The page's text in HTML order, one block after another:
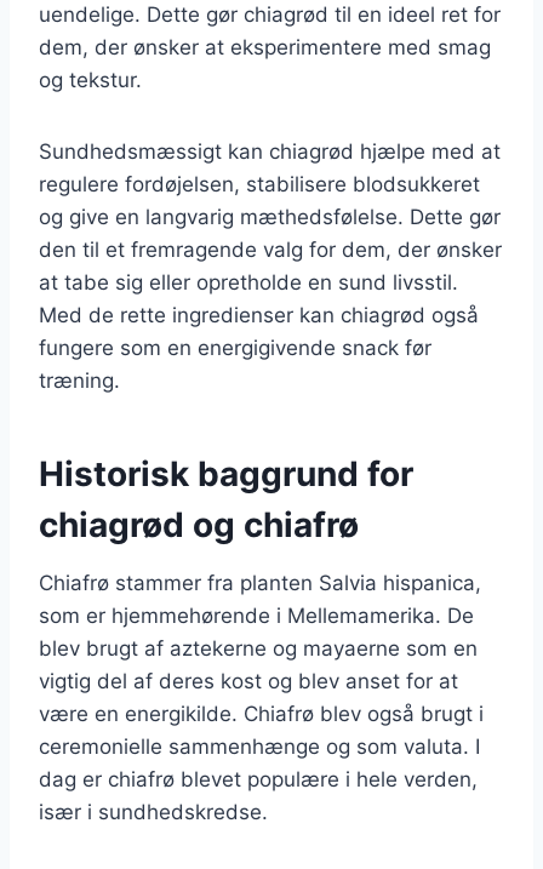
uendelige. Dette gør chiagrød til en ideel ret for
dem, der ønsker at eksperimentere med smag
og tekstur.
Sundhedsmæssigt kan chiagrød hjælpe med at
regulere fordøjelsen, stabilisere blodsukkeret
og give en langvarig mæthedsfølelse. Dette gør
den til et fremragende valg for dem, der ønsker
at tabe sig eller opretholde en sund livsstil.
Med de rette ingredienser kan chiagrød også
fungere som en energigivende snack før
træning.
Historisk baggrund for
chiagrød og chiafrø
Chiafrø stammer fra planten Salvia hispanica,
som er hjemmehørende i Mellemamerika. De
blev brugt af aztekerne og mayaerne som en
vigtig del af deres kost og blev anset for at
være en energikilde. Chiafrø blev også brugt i
ceremonielle sammenhænge og som valuta. I
dag er chiafrø blevet populære i hele verden,
især i sundhedskredse.